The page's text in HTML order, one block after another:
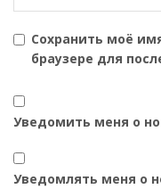
Сохранить моё
браузере для
Уведомить меня о
Уведомлять меня о